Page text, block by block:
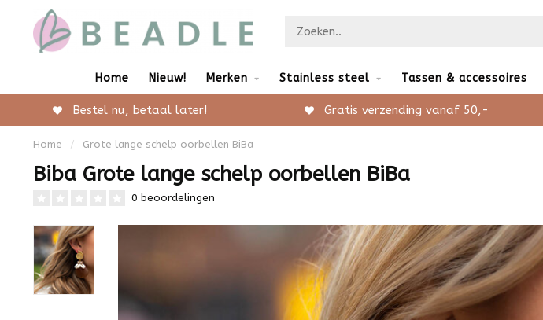
Home Nieuw! Merken Stainless steel Tassen & accessoires
Bestel nu, betaal later! Gratis verzending vanaf 50,-
Home / Grote lange schelp oorbellen BiBa
Biba Grote lange schelp oorbellen BiBa
0 beoordelingen